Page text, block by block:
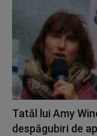
Tatăl lui Amy
despăgubiri de